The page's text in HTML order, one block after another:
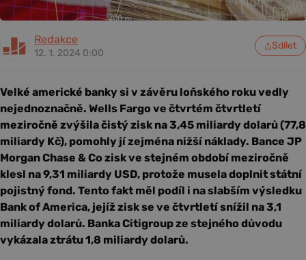
Redakce
12. 1. 2024 0:00
Sdílet
Velké americké banky si v závěru loňského roku vedly
nejednoznačně. Wells Fargo ve čtvrtém čtvrtletí
meziročně zvýšila čistý zisk na 3,45 miliardy dolarů (77,8
miliardy Kč), pomohly jí zejména nižší náklady. Bance JP
Morgan Chase & Co zisk ve stejném období meziročně
klesl na 9,31 miliardy USD, protože musela doplnit státní
pojistný fond. Tento fakt měl podíl i na slabším výsledku
Bank of America, jejíž zisk se ve čtvrtletí snížil na 3,1
miliardy dolarů. Banka Citigroup ze stejného důvodu
vykázala ztrátu 1,8 miliardy dolarů.